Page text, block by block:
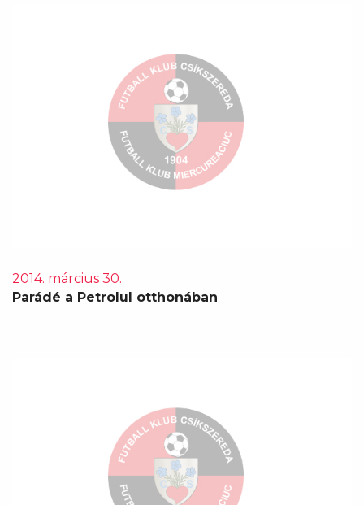
2014. március 30.
Parádé a Petrolul otthonában